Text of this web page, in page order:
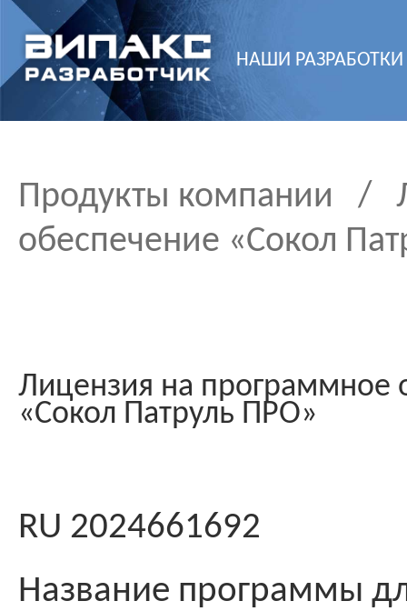
НАШИ РАЗРАБОТКИ
Продукты компании /
обеспечение «Сокол
Лицензия на программное
«Сокол Патруль ПРО»
RU 2024661692
Название программы